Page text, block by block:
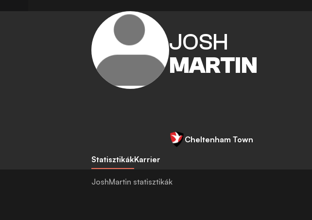
JOSH
MARTIN
Cheltenham Town
StatisztikákKarrier
JoshMartin statisztikák